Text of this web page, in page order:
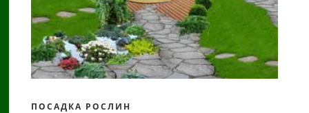
ПОСАДКА РОСЛИН